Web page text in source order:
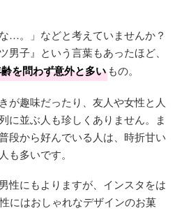
…。」などと考えていませんか？
男子』という言葉もあったほど、
を問わず意外と多い もの。
が趣味だったり、友人や女性と人
に並ぶ人も珍しくありません。ま
段から好んでいる人は、時折甘い
も多いです。
性にもよりますが、インスタをは
にはおしゃれなデザインのお菓